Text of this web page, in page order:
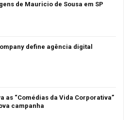
de Mauricio de Sousa em SP
define agência digital
as “Comédias da Vida Corporativa”
campanha